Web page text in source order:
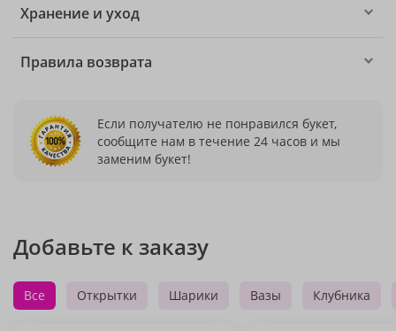
Хранение и уход
Правила возврата
Если получателю не понравился букет,
сообщите нам в течение 24 часов и мы
заменим букет!
Добавьте к заказу
Все Открытки Шарики Вазы Клубника